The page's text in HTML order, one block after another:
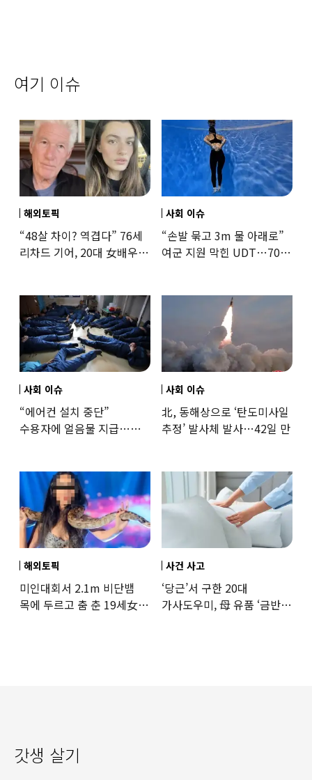
여기 이슈
해외토픽
“48살 차이? 역겹다” 76세
리차드 기어, 20대 女배우와
사회 이슈
“손발 묶고 3m 물 아래로”
여군 지원 막힌 UDT…707
사회 이슈
“에어컨 설치 중단”
수용자에 얼음물 지급…
사회 이슈
北, 동해상으로 ‘탄도미사일
추정’ 발사체 발사…42일 만
해외토픽
미인대회서 2.1m 비단뱀
목에 두르고 춤 춘 19세女
사건 사고
‘당근’서 구한 20대
가사도우미, 母 유품 ‘금반지
갓생 살기